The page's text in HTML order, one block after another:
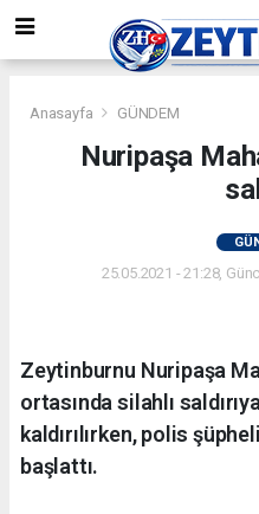
Anasayfa GÜNDEM
Nuripaşa
25.05.2021 - 21:28,
Zeytinburnu Nuripaşa
ortasında silahlı
kaldırılırken, polis
başlattı.